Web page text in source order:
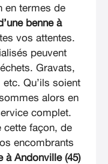
en termes de
benne à
vos attentes.
peuvent
Gravats,
Qu’ils soient
alors en
complet.
cette façon, de
encombrants
à Andonville (45)